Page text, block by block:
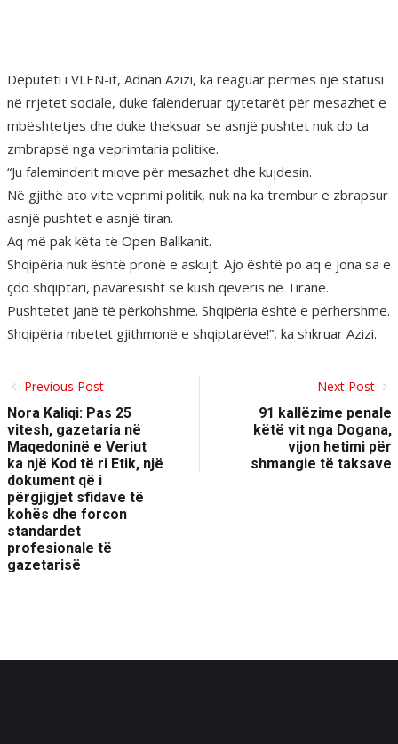
Deputeti i VLEN-it, Adnan Azizi, ka reaguar përmes një statusi
në rrjetet sociale, duke falënderuar qytetarët për mesazhet e
mbështetjes dhe duke theksuar se asnjë pushtet nuk do ta
zmbrapsë nga veprimtaria politike.
“Ju faleminderit miqve për mesazhet dhe kujdesin.
Në gjithë ato vite veprimi politik, nuk na ka trembur e zbrapsur
asnjë pushtet e asnjë tiran.
Aq më pak këta të Open Ballkanit.
Shqipëria nuk është pronë e askujt. Ajo është po aq e jona sa e
çdo shqiptari, pavarësisht se kush qeveris në Tiranë.
Pushtetet janë të përkohshme. Shqipëria është e përhershme.
Shqipëria mbetet gjithmonë e shqiptarëve!”, ka shkruar Azizi.
Previous Post
Nora Kaliqi: Pas 25
vitesh, gazetaria në
Maqedoninë e Veriut
ka një Kod të ri Etik, një
dokument që i
përgjigjet sfidave të
kohës dhe forcon
standardet
profesionale të
gazetarisë
Next Post
91 kallëzime penale
këtë vit nga Dogana,
vijon hetimi për
shmangie të taksave